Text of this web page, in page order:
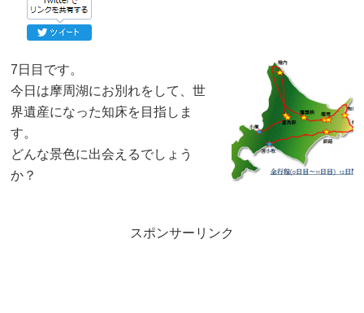
7日目です。
今日は摩周湖にお別れをして、世
界遺産になった知床を目指しま
す。
どんな景色に出会えるでしょう
か？
スポンサーリンク